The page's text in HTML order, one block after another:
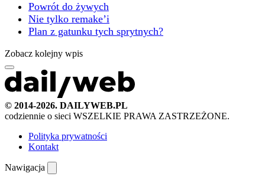
Powrót do żywych
Nie tylko remake’i
Plan z gatunku tych sprytnych?
Zobacz kolejny wpis
© 2014-2026. DAILYWEB.PL
codziennie o sieci WSZELKIE PRAWA ZASTRZEŻONE.
Polityka prywatności
Kontakt
Nawigacja